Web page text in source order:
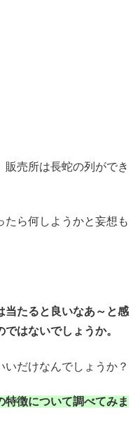
売所は長蛇の列ができ
たら何しようかと妄想も
当たると良いなあ～と感
はないでしょうか。
だけなんでしょうか？
徴について調べてみま